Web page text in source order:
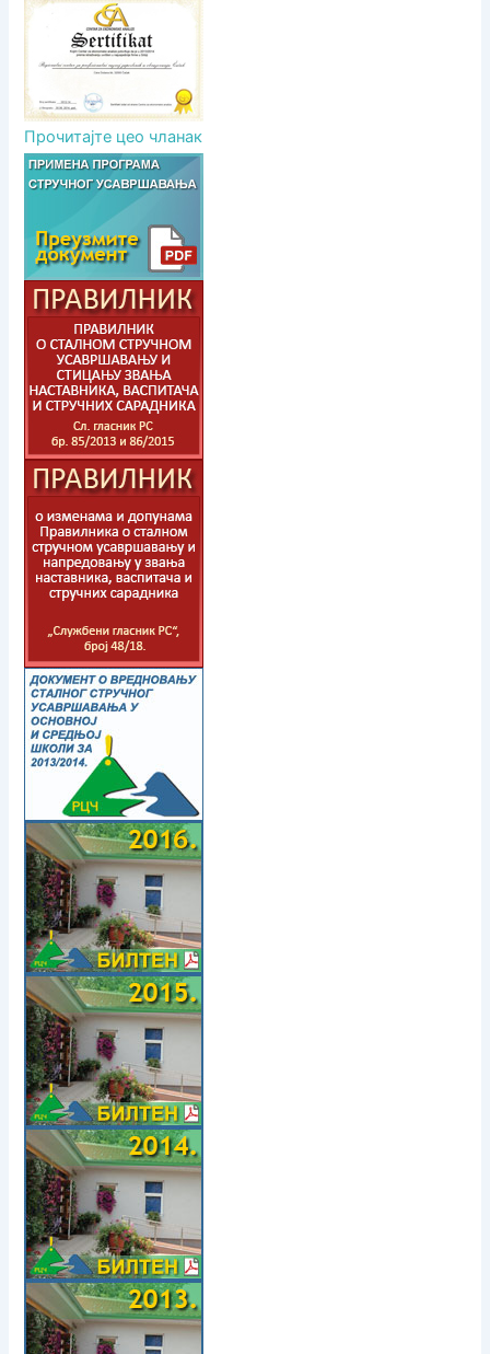
Прочитајте цео чланак